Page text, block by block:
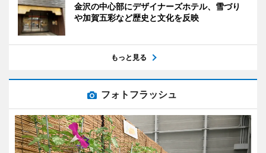
金沢の中心部にデザイナーズホテル、雪づり
や加賀五彩など歴史と文化を反映
もっと見る
フォトフラッシュ